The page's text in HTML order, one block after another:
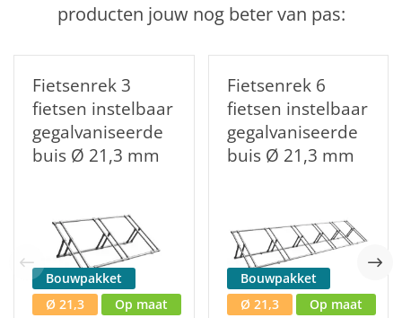
producten jouw nog beter van pas:
Fietsenrek 3
fietsen instelbaar
gegalvaniseerde
buis Ø 21,3 mm
Bouwpakket
Ø 21,3
Op maat
Fietsenrek 6
fietsen instelbaar
gegalvaniseerde
buis Ø 21,3 mm
Bouwpakket
Ø 21,3
Op maat